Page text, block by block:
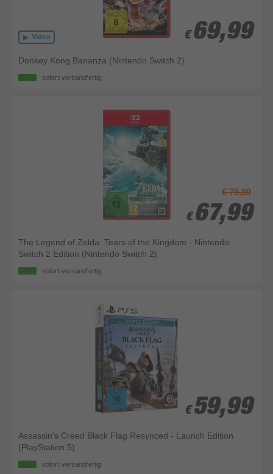
Video € 69,99
€ 69,99
Donkey Kong Bananza (Nintendo Switch 2)
sofort versandfertig
€ 79,99
€ 67,99
€ 67,99
The Legend of Zelda: Tears of the Kingdom - Nintendo
Switch 2 Edition (Nintendo Switch 2)
sofort versandfertig
€ 59,99
€ 59,99
Assassin's Creed Black Flag Resynced - Launch Edition
(PlayStation 5)
sofort versandfertig